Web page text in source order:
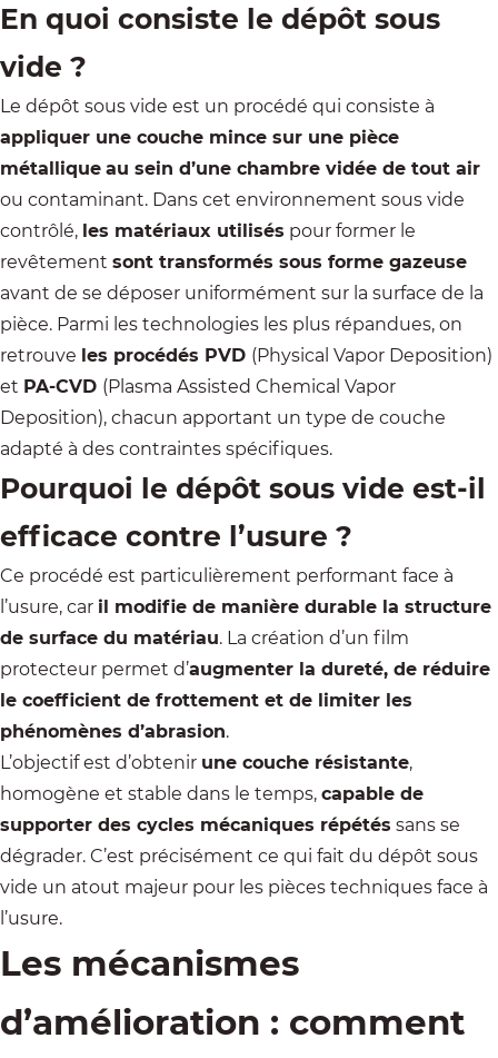
En quoi consiste le dépôt sous
vide ?
Le dépôt sous vide est un procédé qui consiste à
appliquer une couche mince sur une pièce
métallique au sein d’une chambre vidée de tout air
ou contaminant. Dans cet environnement sous vide
contrôlé, les matériaux utilisés pour former le
revêtement sont transformés sous forme gazeuse
avant de se déposer uniformément sur la surface de la
pièce. Parmi les technologies les plus répandues, on
retrouve les procédés PVD (Physical Vapor Deposition)
et PA-CVD (Plasma Assisted Chemical Vapor
Deposition), chacun apportant un type de couche
adapté à des contraintes spécifiques.
Pourquoi le dépôt sous vide est-il
efficace contre l’usure ?
Ce procédé est particulièrement performant face à
l’usure, car il modifie de manière durable la structure
de surface du matériau. La création d’un film
protecteur permet d’augmenter la dureté, de réduire
le coefficient de frottement et de limiter les
phénomènes d’abrasion.
L’objectif est d’obtenir une couche résistante,
homogène et stable dans le temps, capable de
supporter des cycles mécaniques répétés sans se
dégrader. C’est précisément ce qui fait du dépôt sous
vide un atout majeur pour les pièces techniques face à
l’usure.
Les mécanismes
d’amélioration : comment